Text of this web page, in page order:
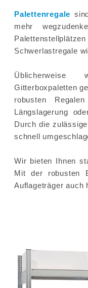
Palettenregale
mehr
Schwerlastregale
Gitterboxpaletten
robusten
Längslagerung
Durch die
schnell
Wir bieten Ihnen
Mit der robusten
Auflageträger auch